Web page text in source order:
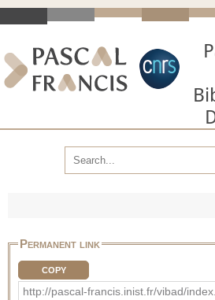
Permanent link
COPY
http://pascal-francis.inist.fr/vibad/